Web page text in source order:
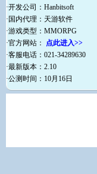
·开发公司：Hanbitsoft
·国内代理：天游软件
·游戏类型：MMORPG
·官方网站： 点此进入>>
·客服电话：021-34289630
·最新版本：2.10
·公测时间：10月16日